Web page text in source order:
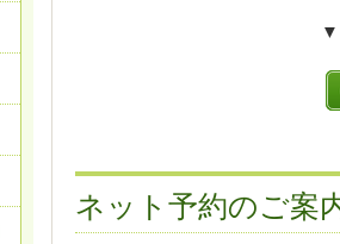
▼
ネット予約のご案